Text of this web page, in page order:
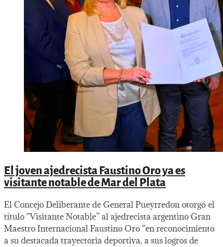
El joven ajedrecista Faustino Oro ya es
visitante notable de Mar del Plata
El Concejo Deliberante de General Pueyrredon otorgó el
título “Visitante Notable” al ajedrecista argentino Gran
Maestro Internacional Faustino Oro “en reconocimiento
a su destacada trayectoria deportiva, a sus logros de